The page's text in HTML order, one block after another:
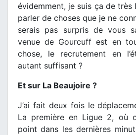
évidemment, je suis ça de très
parler de choses que je ne
serais pas surpris de vous
venue de Gourcuff est en
chose, le recrutement en
autant suffisant ?
Et sur La Beaujoire ?
J’ai fait deux fois le
La première en Ligue 2, où
point dans les dernières